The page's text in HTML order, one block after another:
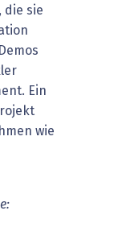
die sie
Ein
wie